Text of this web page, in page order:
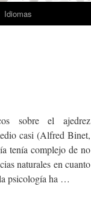
Idiomas
sobre el ajedrez
casi (Alfred Binet,
tenía complejo de no
naturales en cuanto
psicología ha …